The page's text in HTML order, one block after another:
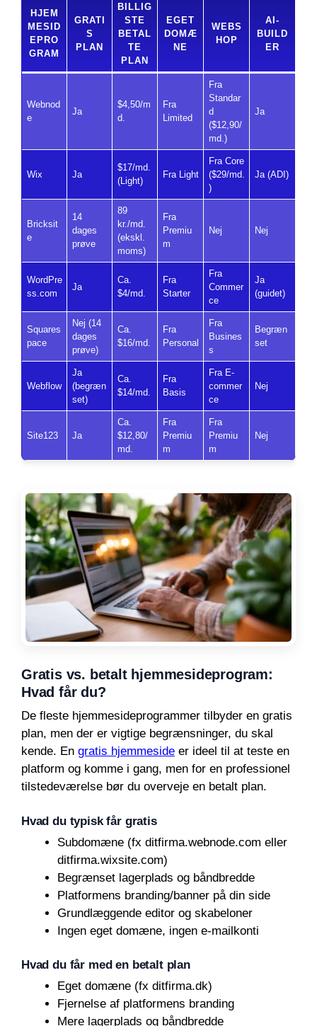
HJEM
MESID
EPRO
GRAM
GRATI
S
PLAN
BILLIG
STE
BETAL
TE
PLAN
EGET
DOMÆ
NE
WEBS
HOP
AI-
BUILD
ER
Webnod
e
Ja
$4,50/m
d.
Fra
Limited
Fra
Standar
d
($12,90/
md.)
Ja
Wix Ja
$17/md.
(Light)
Fra Light
Fra Core
($29/md.
)
Ja (ADI)
Bricksit
e
14
dages
prøve
89
kr./md.
(ekskl.
moms)
Fra
Premiu
m
Nej Nej
WordPre
ss.com
Ja
Ca.
$4/md.
Fra
Starter
Fra
Commer
ce
Ja
(guidet)
Squares
pace
Nej (14
dages
prøve)
Ca.
$16/md.
Fra
Personal
Fra
Busines
s
Begræn
set
Webflow
Ja
(begræn
set)
Ca.
$14/md.
Fra
Basis
Fra E-
commer
ce
Nej
Site123 Ja
Ca.
$12,80/
md.
Fra
Premiu
m
Fra
Premiu
m
Nej
Gratis vs. betalt hjemmesideprogram:
Hvad får du?
De fleste hjemmesideprogrammer tilbyder en gratis
plan, men der er vigtige begrænsninger, du skal
kende. En gratis hjemmeside er ideel til at teste en
platform og komme i gang, men for en professionel
tilstedeværelse bør du overveje en betalt plan.
Hvad du typisk får gratis
Subdomæne (fx ditfirma.webnode.com eller
ditfirma.wixsite.com)
Begrænset lagerplads og båndbredde
Platformens branding/banner på din side
Grundlæggende editor og skabeloner
Ingen eget domæne, ingen e-mailkonti
Hvad du får med en betalt plan
Eget domæne (fx ditfirma.dk)
Fjernelse af platformens branding
Mere lagerplads og båndbredde